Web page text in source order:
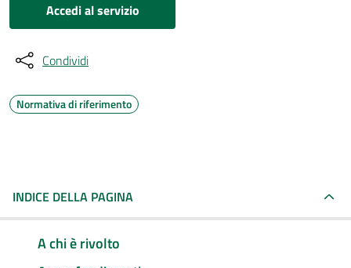
Accedi al servizio
Condividi
Normativa di riferimento
INDICE DELLA PAGINA
A chi è rivolto